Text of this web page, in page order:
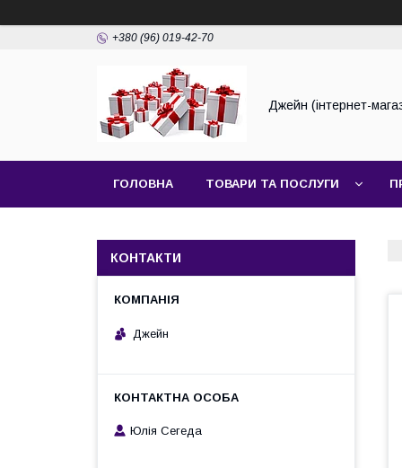
+380 (96) 019-42-70
Джейн (інтернет-
ГОЛОВНА ТОВАРИ ТА ПОСЛУГИ
КОНТАКТИ
Джейн
Юлія Сегеда